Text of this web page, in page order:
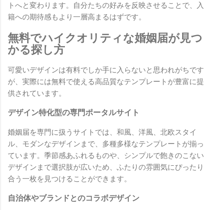
トへと変わります。自分たちの好みを反映させることで、入
籍への期待感もより一層高まるはずです。
無料でハイクオリティな婚姻届が見つ
かる探し方
可愛いデザインは有料でしか手に入らないと思われがちです
が、実際には無料で使える高品質なテンプレートが豊富に提
供されています。
デザイン特化型の専門ポータルサイト
婚姻届を専門に扱うサイトでは、和風、洋風、北欧スタイ
ル、モダンなデザインまで、多種多様なテンプレートが揃っ
ています。季節感あふれるものや、シンプルで飽きのこない
デザインまで選択肢が広いため、ふたりの雰囲気にぴったり
合う一枚を見つけることができます。
自治体やブランドとのコラボデザイン